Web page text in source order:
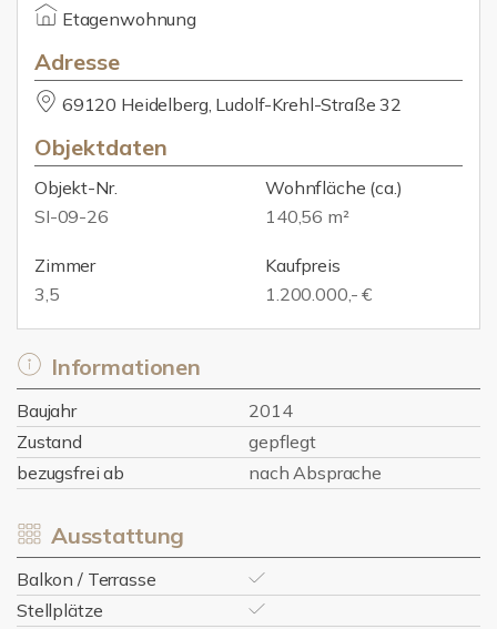
Etagenwohnung
Adresse
69120 Heidelberg, Ludolf-Krehl-Straße 32
Objektdaten
Objekt-Nr.
SI-09-26
Wohnfläche (ca.)
140,56 m²
Zimmer
3,5
Kaufpreis
1.200.000,- €
Informationen
Baujahr
2014
Zustand
gepflegt
bezugsfrei ab
nach Absprache
Ausstattung
Balkon / Terrasse
Stellplätze